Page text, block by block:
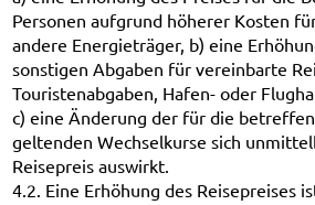
Personen aufgrund höherer Kosten
andere Energieträger, b) eine
sonstigen Abgaben für vereinbarte
Touristenabgaben, Hafen- oder
c) eine Änderung der für die
geltenden Wechselkurse sich
Reisepreis auswirkt.
4.2. Eine Erhöhung des Reisepreises